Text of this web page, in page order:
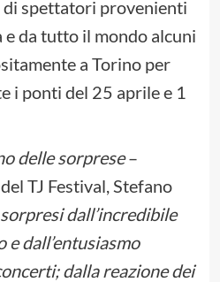
di spettatori provenienti
e da tutto il mondo alcuni
a Torino per
i ponti del 25 aprile e 1
delle sorprese–
TJ Festival, Stefano
dall’incredibile
dall’entusiasmo
dalla reazione dei